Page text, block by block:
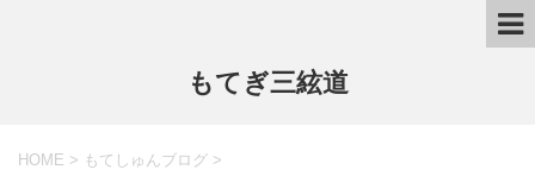
もてぎ三絃道
HOME > もてしゅんブログ >